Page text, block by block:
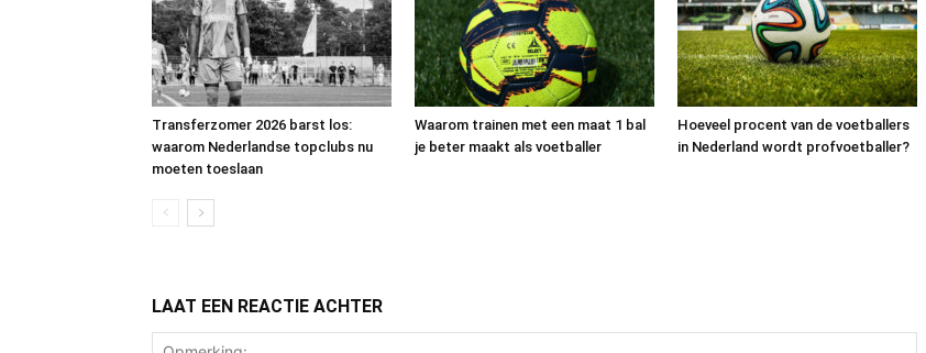
Transferzomer 2026 barst los:
waarom Nederlandse topclubs nu
moeten toeslaan
Waarom trainen met een maat 1 bal
je beter maakt als voetballer
Hoeveel procent van de voetballers
in Nederland wordt profvoetballer?
LAAT EEN REACTIE ACHTER